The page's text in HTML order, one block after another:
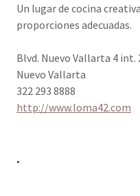
Un lugar de cocina
proporciones adecuadas.
Blvd. Nuevo Vallarta 4 int.
Nuevo Vallarta
322 293 8888
http://www.loma42.com
.